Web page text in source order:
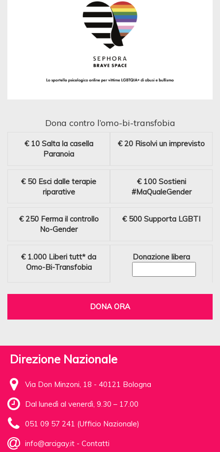
Dona contro l’omo-bi-transfobia
€ 10 Salta la casella
Paranoia
€ 20 Risolvi un imprevisto
€ 50 Esci dalle terapie
riparative
€ 100 Sostieni
#MaQualeGender
€ 250 Ferma il controllo
No-Gender
€ 500 Supporta LGBTI
€ 1.000 Liberi tutt* da
Omo-Bi-Transfobia
Donazione libera
DONA ORA
Direzione Nazionale
Via Don Minzoni, 18 - 40121 Bologna
Dal lunedì al venerdì, 9.30 – 17.00
051 09 57 241 (Ufficio Nazionale)
info@arcigay.it - Contatti